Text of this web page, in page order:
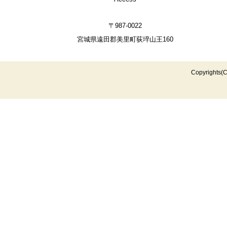
〒987-0022
宮城県遠田郡美里町荻埣山王160